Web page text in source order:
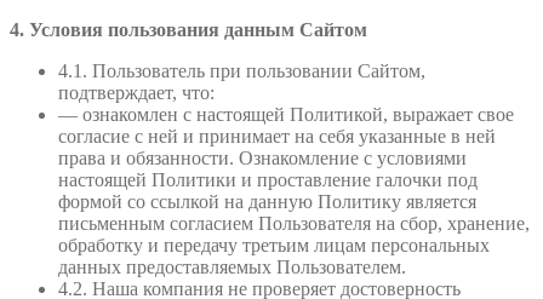
4. Условия пользования данным Сайтом
4.1. Пользователь при пользовании Сайтом,
подтверждает, что:
— ознакомлен с настоящей Политикой, выражает свое
согласие с ней и принимает на себя указанные в ней
права и обязанности. Ознакомление с условиями
настоящей Политики и проставление галочки под
формой со ссылкой на данную Политику является
письменным согласием Пользователя на сбор, хранение,
обработку и передачу третьим лицам персональных
данных предоставляемых Пользователем.
4.2. Наша компания не проверяет достоверность